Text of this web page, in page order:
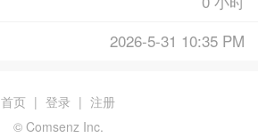
2026-5-31 10:35 PM
首页 | 登录 | 注册
© Comsenz Inc.